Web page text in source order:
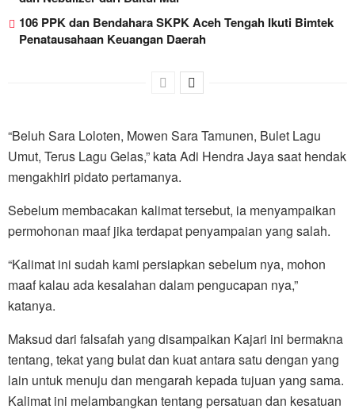
106 PPK dan Bendahara SKPK Aceh Tengah Ikuti Bimtek
Penatausahaan Keuangan Daerah
“Beluh Sara Loloten, Mowen Sara Tamunen, Bulet Lagu
Umut, Terus Lagu Gelas,” kata Adi Hendra Jaya saat hendak
mengakhiri pidato pertamanya.
Sebelum membacakan kalimat tersebut, ia menyampaikan
permohonan maaf jika terdapat penyampaian yang salah.
“Kalimat ini sudah kami persiapkan sebelum nya, mohon
maaf kalau ada kesalahan dalam pengucapan nya,”
katanya.
Maksud dari falsafah yang disampaikan Kajari ini bermakna
tentang, tekat yang bulat dan kuat antara satu dengan yang
lain untuk menuju dan mengarah kepada tujuan yang sama.
Kalimat ini melambangkan tentang persatuan dan kesatuan